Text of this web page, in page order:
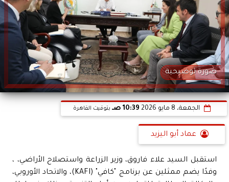
صورة توضيحية
الجمعة، 8 مايو 2026 10:39 صـ بتوقيت القاهرة
عماد أبو اليزيد
استقبل السيد علاء فاروق، وزير الزراعة واستصلاح الأراضي، ،
وفدًا يضم ممثلين عن برنامج "كافي" (KAFI)، والاتحاد الأوروبي،